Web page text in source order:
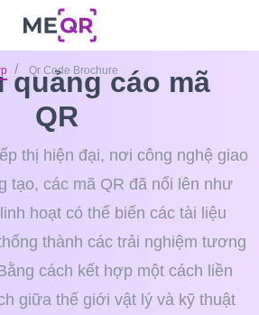
Qr Code Brochure
quảng cáo mã
QR
thị hiện đại, nơi công nghệ giao
tạo, các mã QR đã nổi lên như
hoạt có thể biến các tài liệu
thành các trải nghiệm tương
cách kết hợp một cách liền
giữa thế giới vật lý và kỹ thuật